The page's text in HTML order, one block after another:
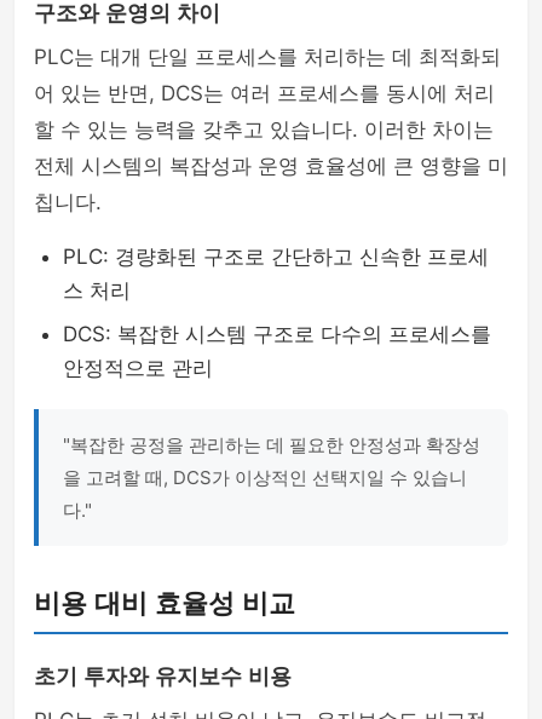
구조와 운영의 차이
PLC는 대개 단일 프로세스를 처리하는 데 최적화되
어 있는 반면, DCS는 여러 프로세스를 동시에 처리
할 수 있는 능력을 갖추고 있습니다. 이러한 차이는
전체 시스템의 복잡성과 운영 효율성에 큰 영향을 미
칩니다.
PLC: 경량화된 구조로 간단하고 신속한 프로세
스 처리
DCS: 복잡한 시스템 구조로 다수의 프로세스를
안정적으로 관리
"복잡한 공정을 관리하는 데 필요한 안정성과 확장성
을 고려할 때, DCS가 이상적인 선택지일 수 있습니
다."
비용 대비 효율성 비교
초기 투자와 유지보수 비용